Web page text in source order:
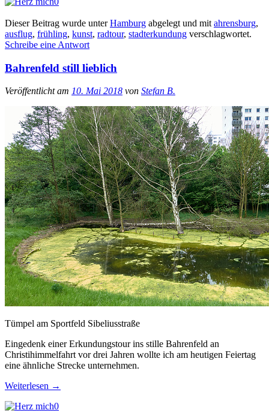
Dieser Beitrag wurde unterHamburg abgelegt und mit ahrensburg,
ausflug, frühling, kunst, radtour, stadterkundung verschlagwortet.
Schreibe eine Antwort
Bahrenfeld still lieblich
Veröffentlicht am 10. Mai 2018 von Stefan B.
Tümpel am Sportfeld Sibeliusstraße
Eingedenk einer Erkundungstour ins stille Bahrenfeld an
Christihimmelfahrt vor drei Jahren wollte ich am heutigen Feiertag
eine ähnliche Strecke unternehmen.
Weiterlesen →
0